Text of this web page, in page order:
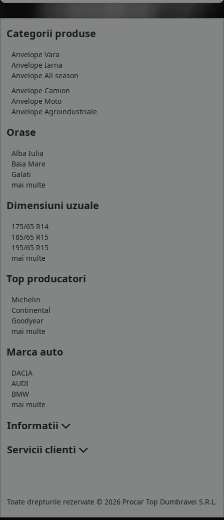
Categorii produse
Anvelope Vara
Anvelope Iarna
Anvelope All season
Anvelope Camion
Anvelope Moto
Anvelope Agroindustriale
Orase
Alba Iulia
Baia Mare
Galati
mai multe
Dimensiuni uzuale
175/65 R14
185/65 R15
195/65 R15
mai multe
Top producatori
Michelin
Continental
Goodyear
mai multe
Marca auto
DACIA
AUDI
BMW
mai multe
Informatii
Servicii clienti
Toate drepturile rezervate © 2026 Procar Top Dumbravei S.R.L.